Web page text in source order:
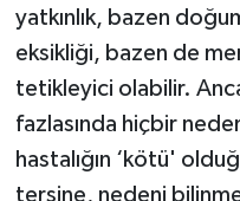
yatkınlık, bazen
eksikliği, bazen de
tetikleyici olabilir.
fazlasında hiçbir
hastalığın ‘kötü'
tersine, nedeni